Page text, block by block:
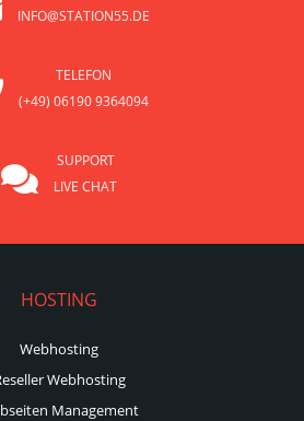
INFO@STATION55.DE
TELEFON
(+49) 06190 9364094
SUPPORT
LIVE CHAT
HOSTING
Webhosting
Webhosting
Management